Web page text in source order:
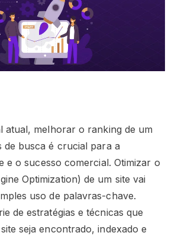
atual, melhorar o ranking de um
de busca é crucial para a
e o sucesso comercial. Otimizar o
Optimization) de um site vai
uso de palavras-chave.
de estratégias e técnicas que
seja encontrado, indexado e